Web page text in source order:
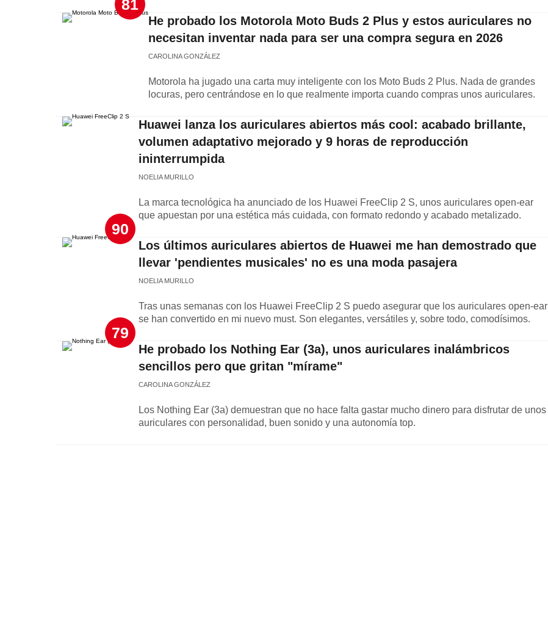
81
He probado los Motorola Moto Buds 2 Plus y estos auriculares no
necesitan inventar nada para ser una compra segura en 2026
CAROLINA GONZÁLEZ
Motorola ha jugado una carta muy inteligente con los Moto Buds 2 Plus. Nada de grandes
locuras, pero centrándose en lo que realmente importa cuando compras unos auriculares.
Huawei lanza los auriculares abiertos más cool: acabado brillante,
volumen adaptativo mejorado y 9 horas de reproducción
ininterrumpida
NOELIA MURILLO
La marca tecnológica ha anunciado de los Huawei FreeClip 2 S, unos auriculares open-ear
que apuestan por una estética más cuidada, con formato redondo y acabado metalizado.
90
Los últimos auriculares abiertos de Huawei me han demostrado que
llevar 'pendientes musicales' no es una moda pasajera
NOELIA MURILLO
Tras unas semanas con los Huawei FreeClip 2 S puedo asegurar que los auriculares open-ear
se han convertido en mi nuevo must. Son elegantes, versátiles y, sobre todo, comodísimos.
79
He probado los Nothing Ear (3a), unos auriculares inalámbricos
sencillos pero que gritan "mírame"
CAROLINA GONZÁLEZ
Los Nothing Ear (3a) demuestran que no hace falta gastar mucho dinero para disfrutar de unos
auriculares con personalidad, buen sonido y una autonomía top.